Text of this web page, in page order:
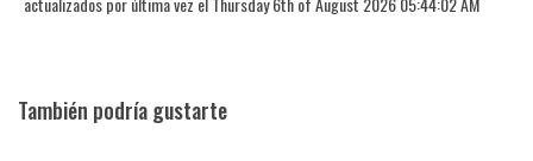
También podría gustarte